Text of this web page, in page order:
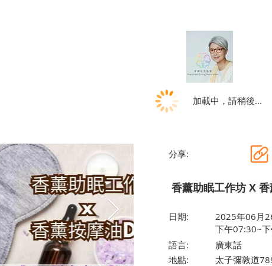
加載中，請稍後...
分享:
香薰助眠工作坊 X
日期:
語言:
地點:
2025年06月
下午07:30~
廣東話
太子彌敦道